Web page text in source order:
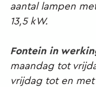
aantal lampen
13,5 kW.
Fontein in
maandag tot
vrijdag tot en met